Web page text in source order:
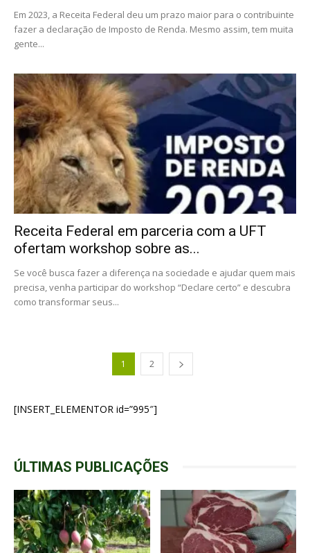
Em 2023, a Receita Federal deu um prazo maior para o contribuinte
fazer a declaração de Imposto de Renda. Mesmo assim, tem muita
gente...
Receita Federal em parceria com a UFT
ofertam workshop sobre as...
Se você busca fazer a diferença na sociedade e ajudar quem mais
precisa, venha participar do workshop “Declare certo” e descubra
como transformar seus...
1 2
[INSERT_ELEMENTOR id=”995″]
ÚLTIMAS PUBLICAÇÕES